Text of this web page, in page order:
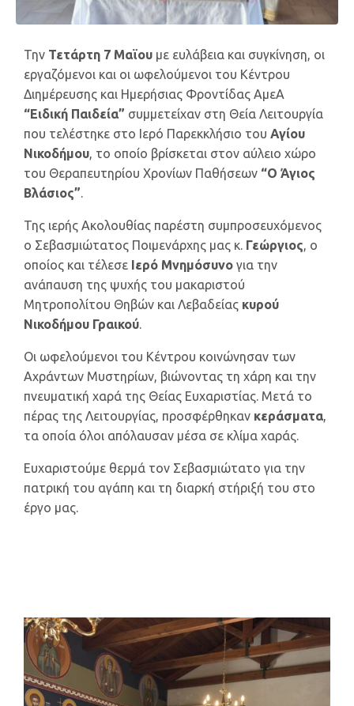
Την Τετάρτη 7 Μαϊου με ευλάβεια και συγκίνηση, οι
εργαζόμενοι και οι ωφελούμενοι του Κέντρου
Διημέρευσης και Ημερήσιας Φροντίδας ΑμεΑ
“Ειδική Παιδεία” συμμετείχαν στη Θεία Λειτουργία
που τελέστηκε στο Ιερό Παρεκκλήσιο του Αγίου
Νικοδήμου, το οποίο βρίσκεται στον αύλειο χώρο
του Θεραπευτηρίου Χρονίων Παθήσεων “Ο Άγιος
Βλάσιος”.
Της ιερής Ακολουθίας παρέστη συμπροσευχόμενος
ο Σεβασμιώτατος Ποιμενάρχης μας κ. Γεώργιος, ο
οποίος και τέλεσε Ιερό Μνημόσυνο για την
ανάπαυση της ψυχής του μακαριστού
Μητροπολίτου Θηβών και Λεβαδείας κυρού
Νικοδήμου Γραικού.
Οι ωφελούμενοι του Κέντρου κοινώνησαν των
Αχράντων Μυστηρίων, βιώνοντας τη χάρη και την
πνευματική χαρά της Θείας Ευχαριστίας. Μετά το
πέρας της Λειτουργίας, προσφέρθηκαν κεράσματα,
τα οποία όλοι απόλαυσαν μέσα σε κλίμα χαράς.
Ευχαριστούμε θερμά τον Σεβασμιώτατο για την
πατρική του αγάπη και τη διαρκή στήριξή του στο
έργο μας.